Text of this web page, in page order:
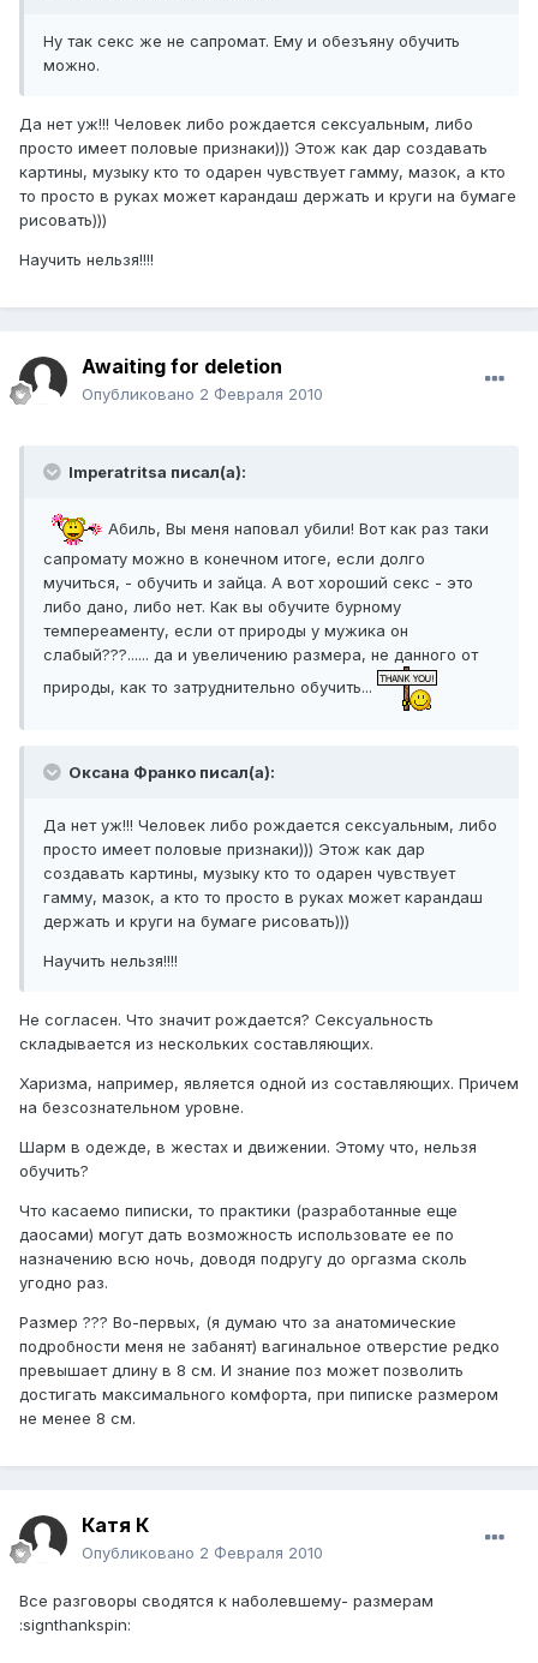
Ну так секс же не сапромат. Ему и обезъяну обучить
можно.
Да нет уж!!! Человек либо рождается сексуальным, либо
просто имеет половые признаки))) Этож как дар создавать
картины, музыку кто то одарен чувствует гамму, мазок, а кто
то просто в руках может карандаш держать и круги на бумаге
рисовать)))
Научить нельзя!!!!
Awaiting for deletion
Опубликовано 2 Февраля 2010
Imperatritsa писал(а):
Абиль, Вы меня наповал убили! Вот как раз таки
сапромату можно в конечном итоге, если долго
мучиться, - обучить и зайца. А вот хороший секс - это
либо дано, либо нет. Как вы обучите бурному
темпереаменту, если от природы у мужика он
слабый???...... да и увеличению размера, не данного от
природы, как то затруднительно обучить...
Оксана Франко писал(а):
Да нет уж!!! Человек либо рождается сексуальным, либо
просто имеет половые признаки))) Этож как дар
создавать картины, музыку кто то одарен чувствует
гамму, мазок, а кто то просто в руках может карандаш
держать и круги на бумаге рисовать)))
Научить нельзя!!!!
Не согласен. Что значит рождается? Сексуальность
складывается из нескольких составляющих.
Харизма, например, является одной из составляющих. Причем
на безсознательном уровне.
Шарм в одежде, в жестах и движении. Этому что, нельзя
обучить?
Что касаемо пиписки, то практики (разработанные еще
даосами) могут дать возможность использовате ее по
назначению всю ночь, доводя подругу до оргазма сколь
угодно раз.
Размер ??? Во-первых, (я думаю что за анатомические
подробности меня не забанят) вагинальное отверстие редко
превышает длину в 8 см. И знание поз может позволить
достигать максимального комфорта, при пиписке размером
не менее 8 см.
Катя К
Опубликовано 2 Февраля 2010
Все разговоры сводятся к наболевшему- размерам
:signthankspin: